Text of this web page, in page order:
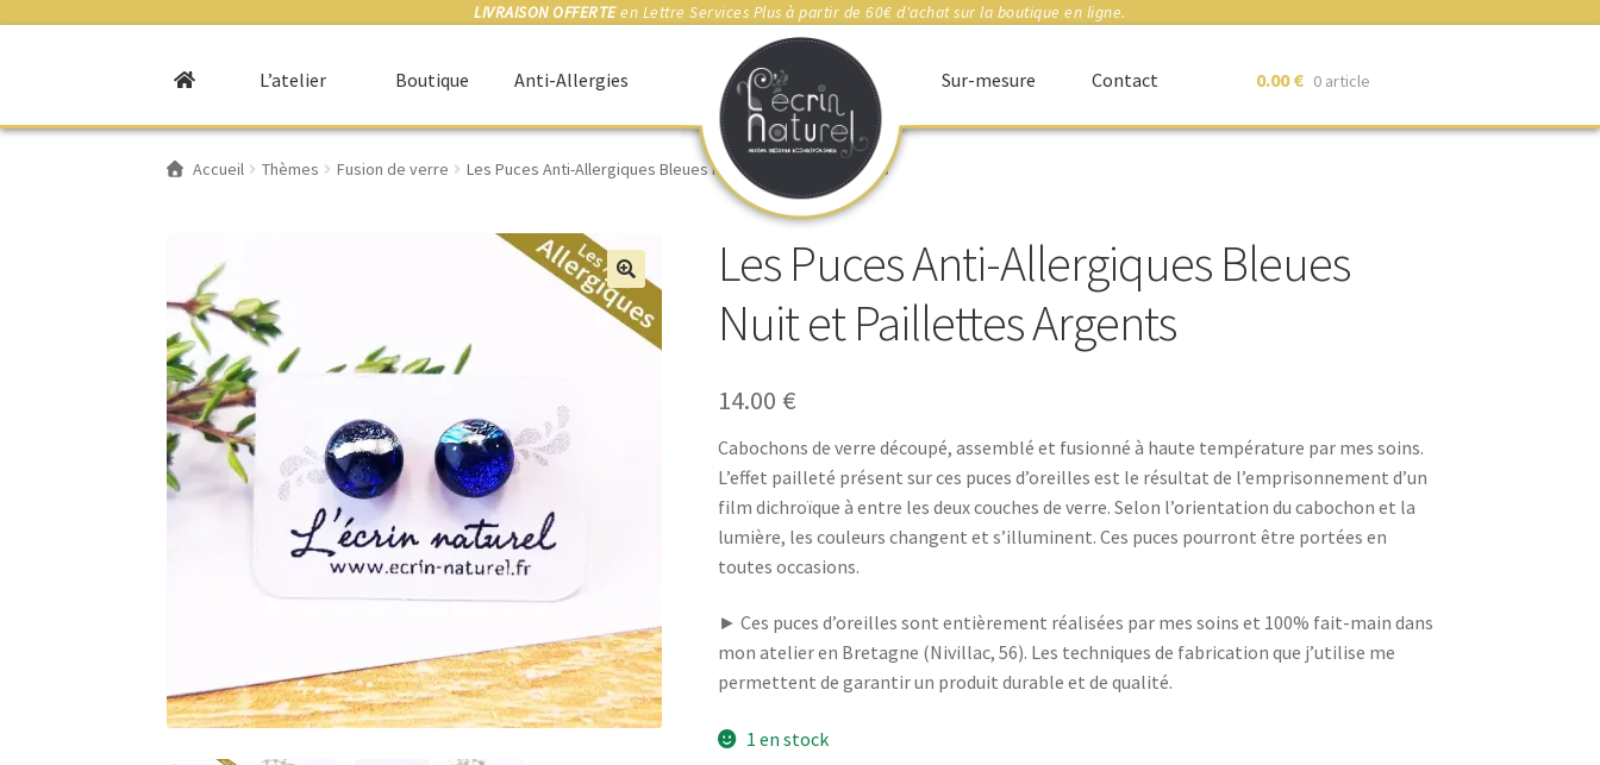
LIVRAISON OFFERTEen Lettre Services Plus à partir de 60€ d'achat sur la boutique en ligne.
Contact
L’atelier Sur-mesure
Boutique Anti-Allergies 0.00€ 0 article
Accueil Thèmes Fusion de verre Les Puces Anti-Allergiques Bleues Nuit et Paillettes Argents
🔍
Les Puces Anti-Allergiques Bleues
Nuit et Paillettes Argents
14.00 €
Cabochons de verre découpé, assemblé et fusionné à haute température par mes soins.
L’effet pailleté présent sur ces puces d’oreilles est le résultat de l’emprisonnement d’un
film dichroïque à entre les deux couches de verre. Selon l’orientation du cabochon et la
lumière, les couleurs changent et s’illuminent. Ces puces pourront être portées en
toutes occasions.
► Ces puces d’oreilles sont entièrement réalisées par mes soins et 100% fait-main dans
mon atelier en Bretagne (Nivillac, 56). Les techniques de fabrication que j’utilise me
permettent de garantir un produit durable et de qualité.
1 en stock